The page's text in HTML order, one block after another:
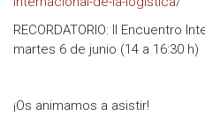
RECORDATORIO: II Encuentro
martes 6 de junio (14 a 16:30 h)
¡Os animamos a asistir!